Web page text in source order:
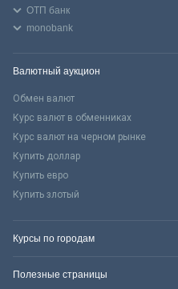
ОТП банк
monobank
Валютный аукцион
Обмен валют
Курс валют в обменниках
Курс валют на черном рынке
Купить доллар
Купить евро
Купить злотый
Курсы по городам
Полезные страницы